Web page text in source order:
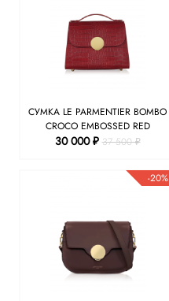
СУМКА LE PARMENTIER BOMBO
CROCO EMBOSSED RED
30 000 ₽37 500 ₽
-20%